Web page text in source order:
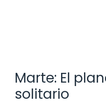
Marte: El
solitario